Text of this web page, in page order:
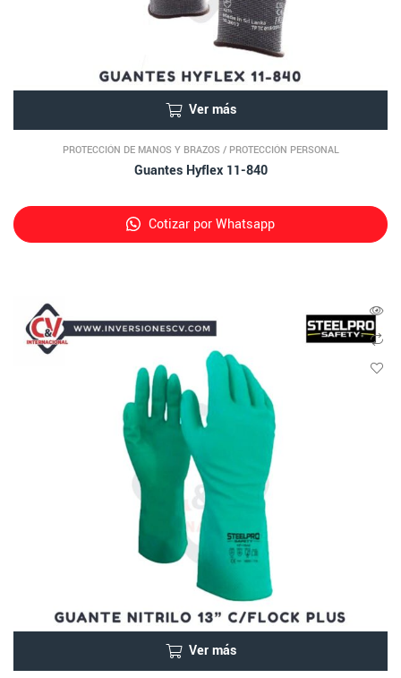
Ver más
PROTECCIÓN DE MANOS Y BRAZOS / PROTECCIÓN PERSONAL
Guantes Hyflex 11-840
Cotizar por Whatsapp
Ver más